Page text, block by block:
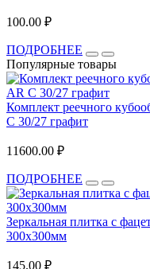
100.00 ₽
ПОДРОБНЕЕ
Популярные товары
Комплект реечного
C 30/27 графит
11600.00 ₽
ПОДРОБНЕЕ
Зеркальная плитка с
300х300мм
145.00 ₽